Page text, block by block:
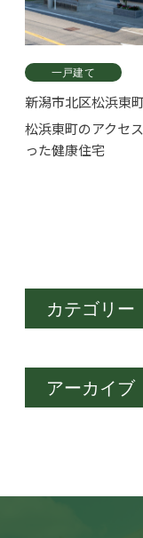
一戸建て
新潟市北区松浜東
松浜東町のアクセ
った健康住宅
カテゴリー
アーカイブ